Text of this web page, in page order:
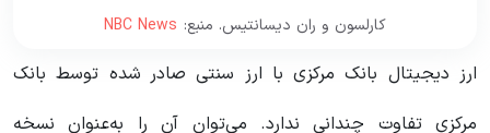
کارلسون و ران دیسانتیس. منبع:
ارز دیجیتال بانک مرکزی با ارز سنتی صادر شده توسط بانک
مرکزی تفاوت چندانی ندارد. می‌توان آن را به‌عنوان نسخه